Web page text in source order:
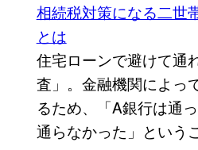
相続税対策になる二世
とは
住宅ローンで避けて通
査」。金融機関によっ
るため、「A銀行は通
通らなかった」という